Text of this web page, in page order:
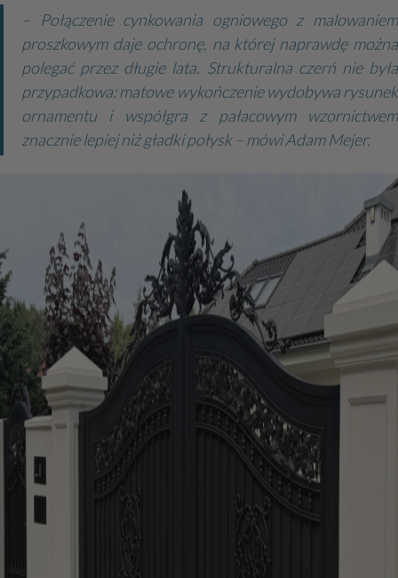
– Połączenie cynkowania ogniowego z malowaniem
proszkowym daje ochronę, na której naprawdę można
polegać przez długie lata. Strukturalna czerń nie była
przypadkowa: matowe wykończenie wydobywa rysunek
ornamentu i współgra z pałacowym wzornictwem
znacznie lepiej niż gładki połysk – mówi Adam Mejer.